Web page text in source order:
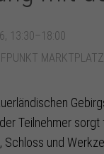
13:30–18:00
Teilnehmer sorgt
Schloss und